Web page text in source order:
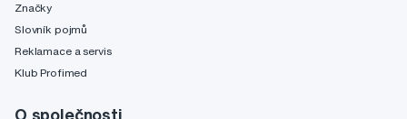
Značky
Slovník pojmů
Reklamace a servis
Klub Profimed
O společnosti